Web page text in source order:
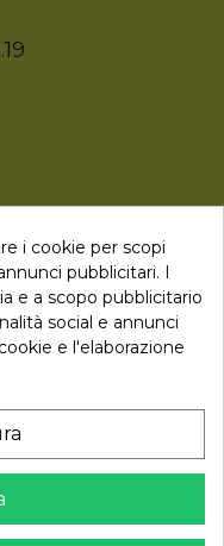

uno sconto sul
i cookie per scopi
pubblicitari. I
e a scopo pubblicitario
social e annunci
e l'elaborazione